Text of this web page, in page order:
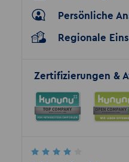
Persönliche
Regionale
Zertifizierungen &